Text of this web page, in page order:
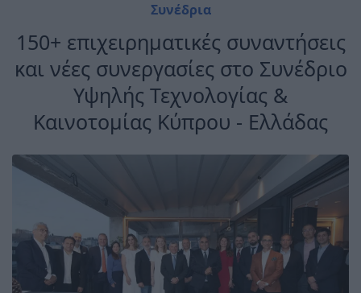
Συνέδρια
150+ επιχειρηματικές συναντήσεις
και νέες συνεργασίες στο Συνέδριο
Υψηλής Τεχνολογίας &
Καινοτομίας Κύπρου - Ελλάδας